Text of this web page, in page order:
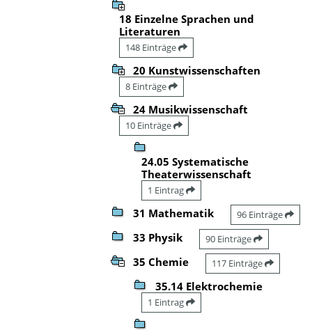
18 Einzelne Sprachen und
Literaturen
148 Einträge
20 Kunstwissenschaften
8 Einträge
24 Musikwissenschaft
10 Einträge
24.05 Systematische
Theaterwissenschaft
1 Eintrag
31 Mathematik 96 Einträge
33 Physik 90 Einträge
35 Chemie 117 Einträge
35.14 Elektrochemie
1 Eintrag